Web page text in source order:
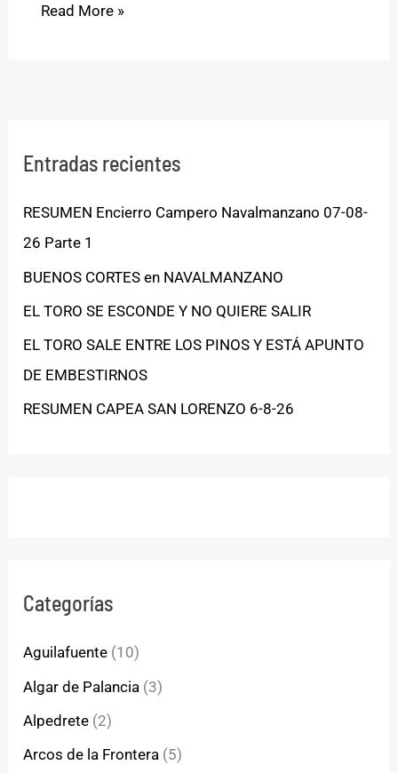
Read More »
Entradas recientes
RESUMEN Encierro Campero Navalmanzano 07-08-
26 Parte 1
BUENOS CORTES en NAVALMANZANO
EL TORO SE ESCONDE Y NO QUIERE SALIR
EL TORO SALE ENTRE LOS PINOS Y ESTÁ APUNTO
DE EMBESTIRNOS
RESUMEN CAPEA SAN LORENZO 6-8-26
Categorías
Aguilafuente (10)
Algar de Palancia (3)
Alpedrete (2)
Arcos de la Frontera (5)